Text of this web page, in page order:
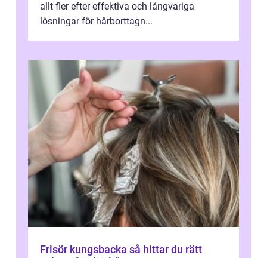
allt fler efter effektiva och långvariga
lösningar för hårborttagn...
Frisör kungsbacka så hittar du rätt